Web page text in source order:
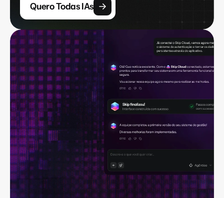
Quero Todas IAs